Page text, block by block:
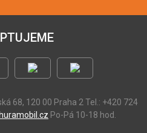
68, 120 00 Praha 2 Tel.: +420 724
Po-Pá 10-18 hod.